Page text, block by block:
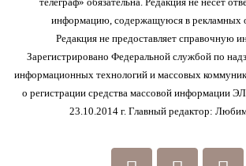
информацию, содержащуюся в рекламных
Редакция не предоставляет справочную
Зарегистрировано Федеральной службой по
информационных технологий и массовых
о регистрации средства массовой информации
23.10.2014 г. Главный редактор: